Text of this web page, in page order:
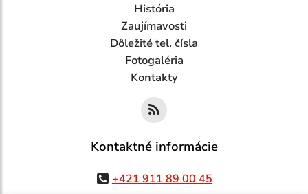
História
Zaujímavosti
Dôležité tel. čísla
Fotogaléria
Kontakty
Kontaktné informácie
+421 911 89 00 45